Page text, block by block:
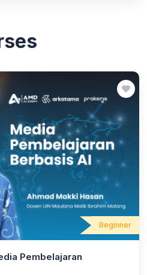
Beginner
Pembelajaran